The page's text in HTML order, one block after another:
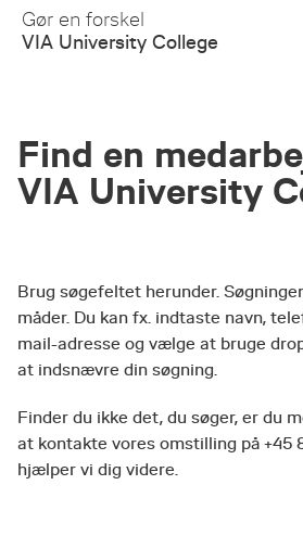
Skip
Main
Gør en forskel
VIA University College
Find en
VIA University
Brug søgefeltet herunder.
måder. Du kan fx. indtaste navn,
mail-adresse og vælge at bruge
at indsnævre din søgning.
Finder du ikke det, du søger, er du
at kontakte vores omstilling på +45
hjælper vi dig videre.